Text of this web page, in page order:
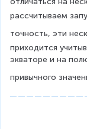
}
a
r
g
e
f
рассчитываем
точность, эти
приходится
экваторе и на
привычного